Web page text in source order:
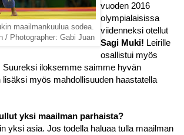
maailmankuulua sodea.
/ Photographer: Gabi Juan
vuoden 2016
olympialaisissa
Sagi Muki! Leirille
osallistui myös
Suureksi iloksemme saimme hyvän
myös mahdollisuuden haastatella
yksi maailman parhaista?
yksi asia. Jos todella haluaa tulla maailman